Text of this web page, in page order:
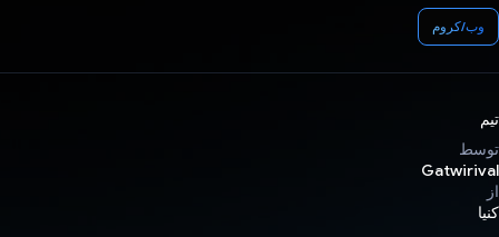
وب/کروم
تیم
توسط
Gatwirival
از
کنیا